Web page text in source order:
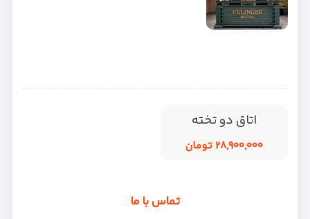
اتاق دو تخته
۲۸,۹۰۰,۰۰۰ تومان
تماس با ما